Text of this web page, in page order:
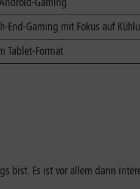
End-Gaming mit Fokus auf
Tablet-Format
bist. Es ist vor allem dann